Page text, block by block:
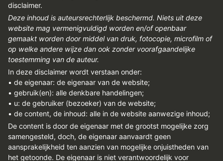
disclaimer.
Deze inhoud is auteursrechterlijk beschermd. Niets uit deze
website mag vermenigvuldigd worden en/of openbaar
gemaakt worden door middel van druk, fotocopie, microfilm of
op welke andere wijze dan ook zonder voorafgaandelijke
toestemming van de auteur.
In deze disclaimer wordt verstaan onder:
• de eigenaar: de eigenaar van de website;
• gebruik(en): alle denkbare handelingen;
• u: de gebruiker (bezoeker) van de website;
• de content, de inhoud: alle in de website aanwezige inhoud;
De content is door de eigenaar met de grootst mogelijke zorg
samengesteld, doch, de eigenaar aanvaardt geen
aansprakelijkheid ten aanzien van mogelijke onjuistheden van
het getoonde. De eigenaar is niet verantwoordelijk voor